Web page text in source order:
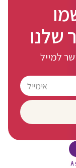
שלנו